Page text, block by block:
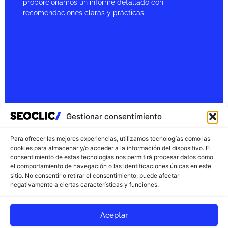
Gestionar consentimiento
Para ofrecer las mejores experiencias, utilizamos tecnologías como las
cookies para almacenar y/o acceder a la información del dispositivo. El
consentimiento de estas tecnologías nos permitirá procesar datos como
el comportamiento de navegación o las identificaciones únicas en este
sitio. No consentir o retirar el consentimiento, puede afectar
negativamente a ciertas características y funciones.
Aceptar
proporcionamos un informe detallado con
recomendaciones claras y prácticas.
proporcionamos un informe detallado con
recomendaciones claras y prácticas.
KEYWORD RESEARCH
La investigación de palabras clave es esencial para
kEYWORD RESEARCH
La investigación de palabras clave es esencial para